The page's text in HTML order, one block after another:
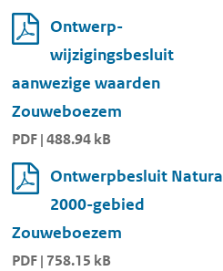
Ontwerp-
wijzigingsbesluit
aanwezige waarden
Zouweboezem
PDF | 488.94 kB
Ontwerpbesluit Natura
2000-gebied
Zouweboezem
PDF | 758.15 kB